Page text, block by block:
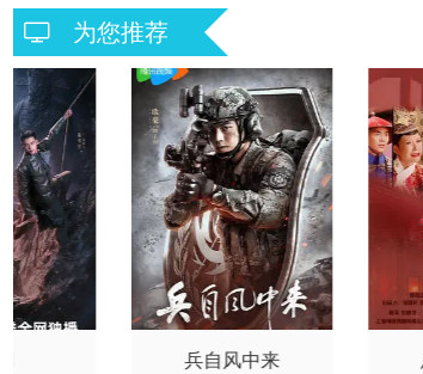
为您推荐
兵自风中来